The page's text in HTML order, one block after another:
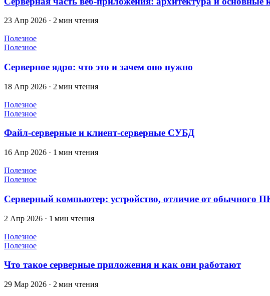
23 Апр 2026 · 2 мин чтения
Полезное
Полезное
Серверное ядро: что это и зачем оно нужно
18 Апр 2026 · 2 мин чтения
Полезное
Полезное
Файл-серверные и клиент-серверные СУБД
16 Апр 2026 · 1 мин чтения
Полезное
Полезное
Серверный компьютер: устройство, отличие от обычного
2 Апр 2026 · 1 мин чтения
Полезное
Полезное
Что такое серверные приложения и как они работают
29 Мар 2026 · 2 мин чтения